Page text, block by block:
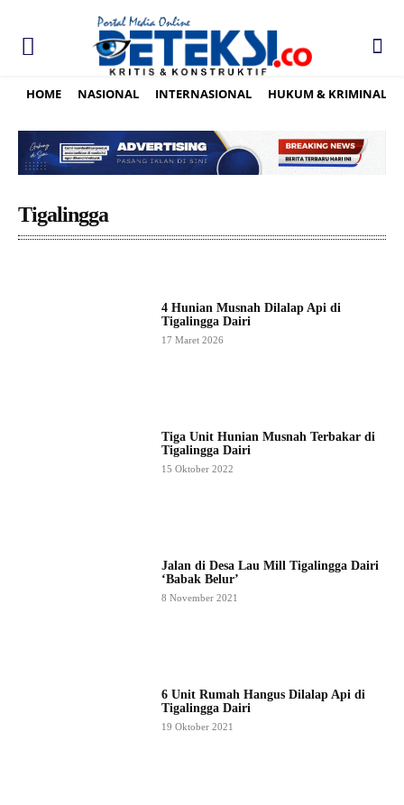
HOME NASIONAL INTERNASIONAL HUKUM & KRIMINAL
Tigalingga
4 Hunian Musnah Dilalap Api di
Tigalingga Dairi
17 Maret 2026
Tiga Unit Hunian Musnah Terbakar di
Tigalingga Dairi
15 Oktober 2022
Jalan di Desa Lau Mill Tigalingga Dairi
‘Babak Belur’
8 November 2021
6 Unit Rumah Hangus Dilalap Api di
Tigalingga Dairi
19 Oktober 2021